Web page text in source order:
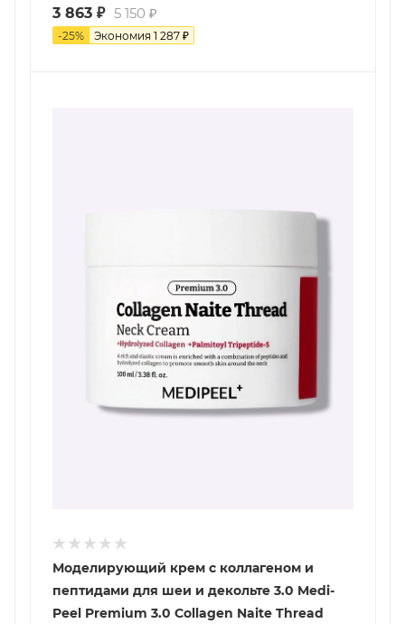
3 863 ₽ 5 150 ₽
-25% Экономия 1 287 ₽
Моделирующий крем с коллагеном и
пептидами для шеи и декольте 3.0 Medi-
Peel Premium 3.0 Collagen Naite Thread